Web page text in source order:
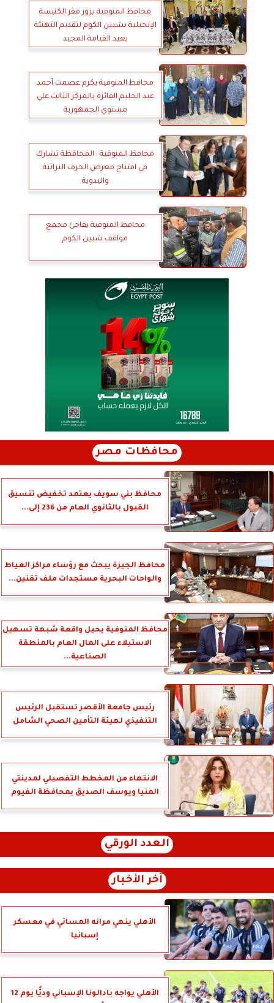
محافظ المنوفية يزور مقر الكنيسة
الإنجيلية بشبين الكوم لتقديم التهنئة
بعيد القيامة المجيد
محافظ المنوفية يكرم عصمت أحمد
عبد الحليم الفائزة بالمركز الثالث علي
مستوي الجمهورية
محافظ المنوفية : المحافظة تشارك
في افتتاح معرض الحرف التراثية
واليدوية
محافظ المنوفية يفاجئ مجمع
مواقف شبين الكوم
محافظات مصر
محافظ بني سويف يعتمد تخفيض تنسيق
القبول بالثانوي العام من 236 إلى...
محافظ الجيزة يبحث مع رؤساء مراكز العياط
والواحات البحرية مستجدات ملف تقنين...
محافظ المنوفية يحيل واقعة شبهة تسهيل
الاستيلاء على المال العام بالمنطقة
الصناعية...
رئيس جامعة الأقصر تستقبل الرئيس
التنفيذي لهيئة التأمين الصحي الشامل
الانتهاء من المخطط التفصيلي لمدينتي
المنيا ويوسف الصديق بمحافظة الفيوم
العدد الورقي
آخر الأخبار
الأهلي ينهي مرانه المسائي في معسكر
إسبانيا
الأهلي يواجه بادالونا الإسباني وديًّا يوم 12